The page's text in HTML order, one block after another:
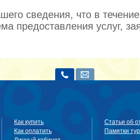
сведения, что в
предоставления услуг,
Как купить
Как оплатить
Статьи об
Памятки